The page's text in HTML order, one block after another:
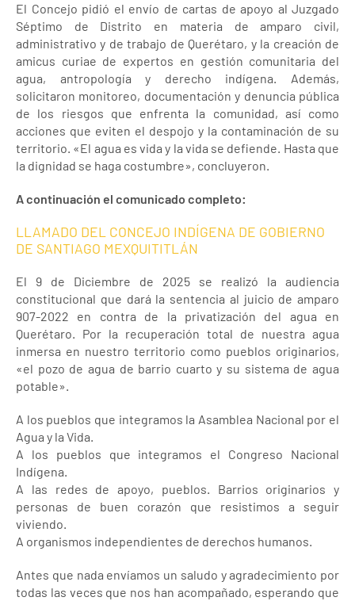
El Concejo pidió el envío de cartas de apoyo al Juzgado
Séptimo de Distrito en materia de amparo civil,
administrativo y de trabajo de Querétaro, y la creación de
amicus curiae de expertos en gestión comunitaria del
agua, antropología y derecho indígena. Además,
solicitaron monitoreo, documentación y denuncia pública
de los riesgos que enfrenta la comunidad, así como
acciones que eviten el despojo y la contaminación de su
territorio. «El agua es vida y la vida se defiende. Hasta que
la dignidad se haga costumbre», concluyeron.
A continuación el comunicado completo:
LLAMADO DEL CONCEJO INDÍGENA DE GOBIERNO
DE SANTIAGO MEXQUITITLÁN
El 9 de Diciembre de 2025 se realizó la audiencia
constitucional que dará la sentencia al juicio de amparo
907-2022 en contra de la privatización del agua en
Querétaro. Por la recuperación total de nuestra agua
inmersa en nuestro territorio como pueblos originarios,
«el pozo de agua de barrio cuarto y su sistema de agua
potable».
A los pueblos que integramos la Asamblea Nacional por el
Agua y la Vida.
A los pueblos que integramos el Congreso Nacional
Indígena.
A las redes de apoyo, pueblos. Barrios originarios y
personas de buen corazón que resistimos a seguir
viviendo.
A organismos independientes de derechos humanos.
Antes que nada envíamos un saludo y agradecimiento por
todas las veces que nos han acompañado, esperando que